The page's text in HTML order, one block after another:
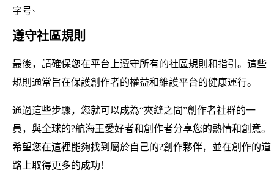
字号
遵守社區規則
最後，請確保您在平台上遵守所有的社區規則和指引。這些
規則通常旨在保護創作者的權益和維護平台的健康運行。
通過這些步驟，您就可以成為“夾縫之間”創作者社群的一
員，與全球的?航海王愛好者和創作者分享您的熱情和創意。
希望您在這裡能夠找到屬於自己的?創作夥伴，並在創作的道
路上取得更多的成功！